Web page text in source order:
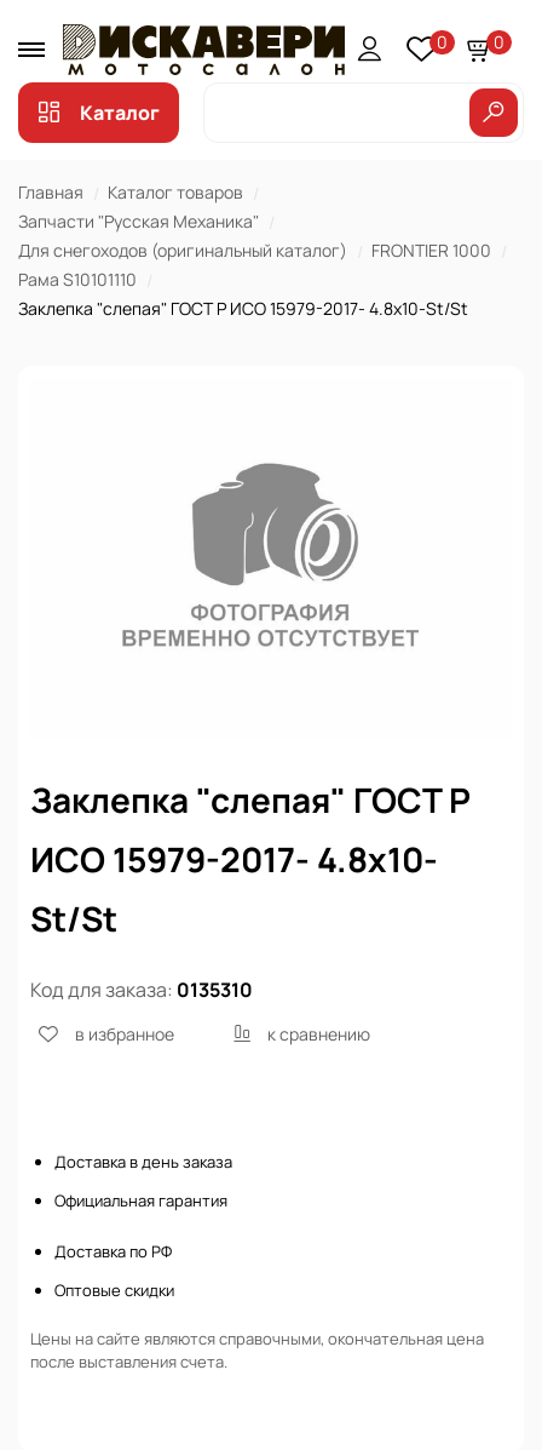
0 0
Каталог
Главная
Каталог товаров
Запчасти "Русская Механика"
Для снегоходов (оригинальный каталог)
FRONTIER 1000
Рама S10101110
Заклепка "слепая" ГОСТ Р ИСО 15979-2017- 4.8х10-St/St
Заклепка "слепая" ГОСТ Р
ИСО 15979-2017- 4.8х10-
St/St
Код для заказа: 0135310
в избранное к сравнению
Доставка в день заказа
Официальная гарантия
Доставка по РФ
Оптовые скидки
Цены на сайте являются справочными, окончательная цена
после выставления счета.